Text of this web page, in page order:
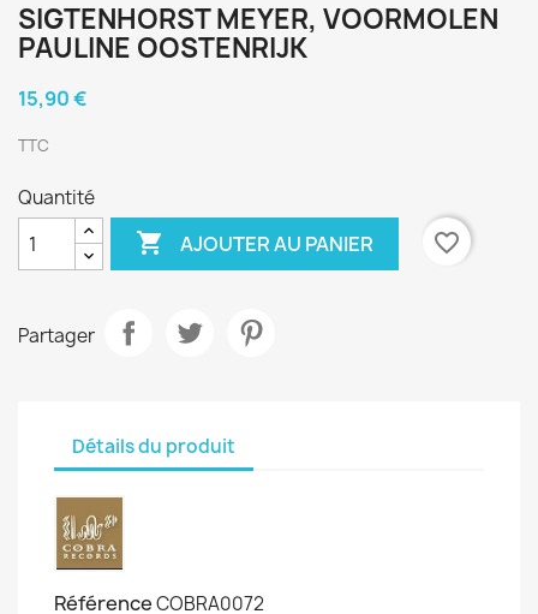
SIGTENHORST MEYER, VOORMOLEN
PAULINE OOSTENRIJK
15,90 €
TTC
Quantité
 AJOUTER AU PANIER favorite_border
Partager
Détails du produit
RéférenceCOBRA0072